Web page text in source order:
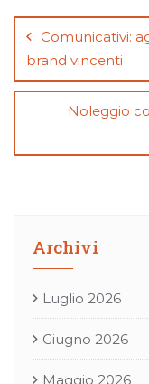
articoli
Comunicativi:
brand vincenti
Noleggio
Archivi
Luglio 2026
Giugno 2026
Maggio 2026